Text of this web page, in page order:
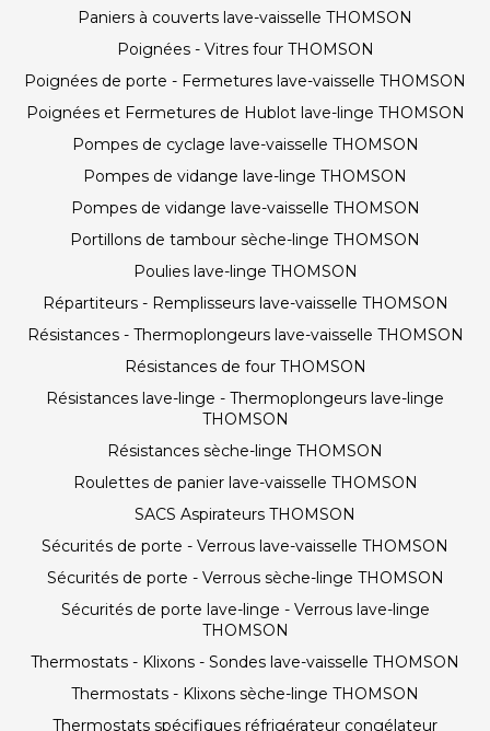
Paniers à couverts lave-vaisselle THOMSON
Poignées - Vitres four THOMSON
Poignées de porte - Fermetures lave-vaisselle THOMSON
Poignées et Fermetures de Hublot lave-linge THOMSON
Pompes de cyclage lave-vaisselle THOMSON
Pompes de vidange lave-linge THOMSON
Pompes de vidange lave-vaisselle THOMSON
Portillons de tambour sèche-linge THOMSON
Poulies lave-linge THOMSON
Répartiteurs - Remplisseurs lave-vaisselle THOMSON
Résistances - Thermoplongeurs lave-vaisselle THOMSON
Résistances de four THOMSON
Résistances lave-linge - Thermoplongeurs lave-linge
THOMSON
Résistances sèche-linge THOMSON
Roulettes de panier lave-vaisselle THOMSON
SACS Aspirateurs THOMSON
Sécurités de porte - Verrous lave-vaisselle THOMSON
Sécurités de porte - Verrous sèche-linge THOMSON
Sécurités de porte lave-linge - Verrous lave-linge
THOMSON
Thermostats - Klixons - Sondes lave-vaisselle THOMSON
Thermostats - Klixons sèche-linge THOMSON
Thermostats spécifiques réfrigérateur congélateur